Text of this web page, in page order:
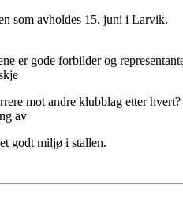
som avholdes 15. juni i Larvik.
er gode forbilder og
mot andre klubblag etter hvert?
av
godt miljø i stallen.